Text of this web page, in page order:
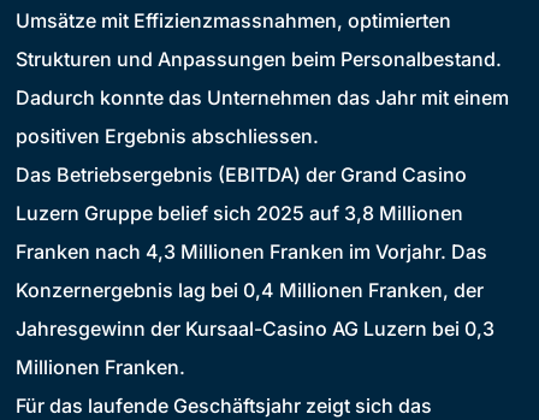
Umsätze mit Effizienzmassnahmen, optimierten
Strukturen und Anpassungen beim Personalbestand.
Dadurch konnte das Unternehmen das Jahr mit einem
positiven Ergebnis abschliessen.
Das Betriebsergebnis (EBITDA) der Grand Casino
Luzern Gruppe belief sich 2025 auf 3,8 Millionen
Franken nach 4,3 Millionen Franken im Vorjahr. Das
Konzernergebnis lag bei 0,4 Millionen Franken, der
Jahresgewinn der Kursaal-Casino AG Luzern bei 0,3
Millionen Franken.
Für das laufende Geschäftsjahr zeigt sich das